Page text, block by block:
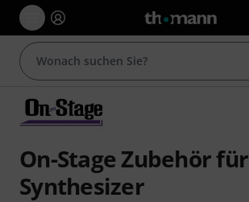
On-Stage Zubehör für
Synthesizer